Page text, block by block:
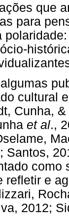
que
para
cultural
Cunha,
et al.,
Santos,
como
refletir e
2012;